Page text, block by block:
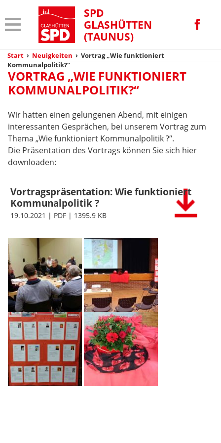
SPD
GLASHÜTTEN
(TAUNUS)
Start › Neuigkeiten › Vortrag „Wie funktioniert
Kommunalpolitik?“
VORTRAG „WIE FUNKTIONIERT
KOMMUNALPOLITIK?“
Wir hatten einen gelungenen Abend, mit einigen
interessanten Gesprächen, bei unserem Vortrag zum
Thema „Wie funktioniert Kommunalpolitik ?“.
Die Präsentation des Vortrags können Sie sich hier
downloaden:
Vortragspräsentation: Wie funktioniert
Kommunalpolitik ?
19.10.2021 | PDF | 1395.9 KB